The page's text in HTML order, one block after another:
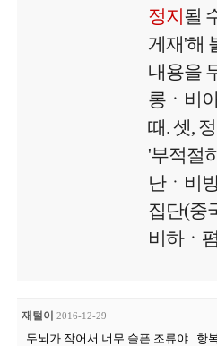
정지될
게재'해
내용을
롱ㆍ비
때. 셋,
'부적절
난ㆍ비
집단(중
비하ㆍ
재털이 2016-12-29
두뇌가 작어서 너무 슬픈 조류야...항